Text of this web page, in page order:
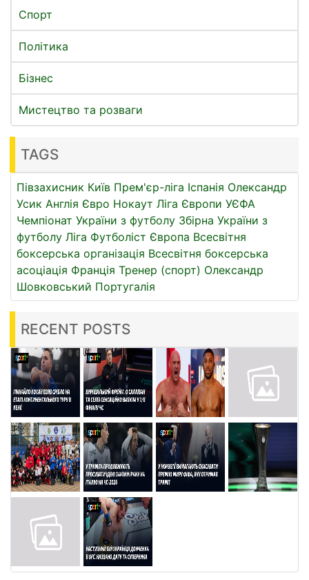
Спорт
Політика
Бізнес
Мистецтво та розваги
TAGS
Півзахисник Київ Прем'єр-ліга Іспанія Олександр
Усик Англія Євро Нокаут Ліга Європи УЄФА
Чемпіонат України з футболу Збірна України з
футболу Ліга Футболіст Європа Всесвітня
боксерська організація Всесвітня боксерська
асоціація Франція Тренер (спорт) Олександр
Шовковський Португалія
RECENT POSTS